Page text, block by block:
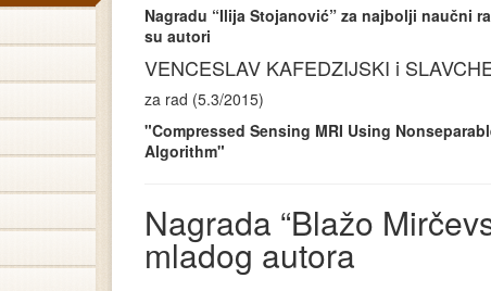
Nagradu “Ilija Stojanović” za najbolji naučni
su autori
VENCESLAV KAFEDZIJSKI i
za rad (5.3/2015)
"Compressed Sensing MRI Using
Algorithm"
Nagrada “Blažo
mladog autora